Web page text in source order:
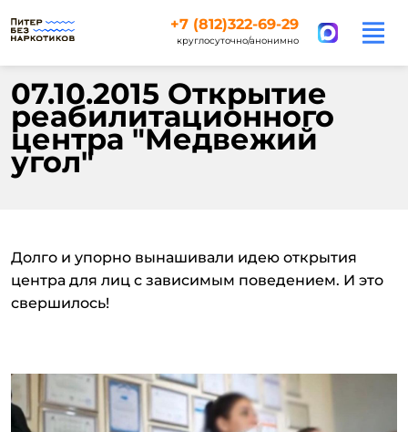
+7 (812)322-69-29
круглосуточно/анонимно
07.10.2015 Открытие
реабилитационного
центра "Медвежий
угол"
Долго и упорно вынашивали идею открытия
центра для лиц с зависимым поведением. И это
свершилось!